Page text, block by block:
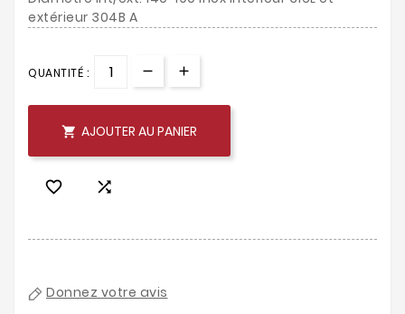
extérieur 304B A
QUANTITÉ :
 AJOUTER AU PANIER
 
Donnez votre avis